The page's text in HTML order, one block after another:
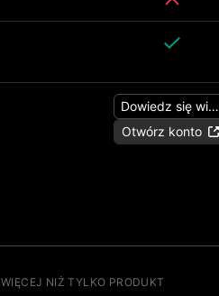
Dowiedz się więcej
Otwórz konto
WIĘCEJ NIŻ TYLKO PRODUKT